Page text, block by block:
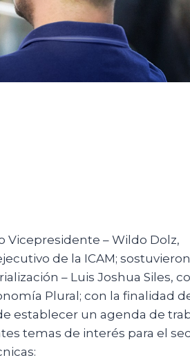
Vicepresidente – Wildo Dolz,
de la ICAM;
– Luis Joshua Siles,
Plural; con la finalidad
establecer un agenda de
temas de interés para el